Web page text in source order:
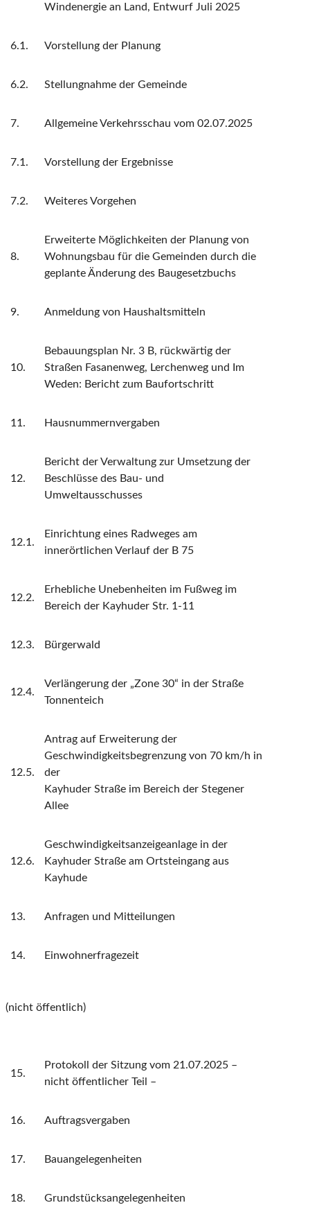
Windenergie an Land, Entwurf Juli 2025
6.1. Vorstellung der Planung
6.2. Stellungnahme der Gemeinde
7. Allgemeine Verkehrsschau vom 02.07.2025
7.1. Vorstellung der Ergebnisse
7.2. Weiteres Vorgehen
8.
Erweiterte Möglichkeiten der Planung von
Wohnungsbau für die Gemeinden durch die
geplante Änderung des Baugesetzbuchs
9. Anmeldung von Haushaltsmitteln
10.
Bebauungsplan Nr. 3 B, rückwärtig der
Straßen Fasanenweg, Lerchenweg und Im
Weden: Bericht zum Baufortschritt
11. Hausnummernvergaben
12.
Bericht der Verwaltung zur Umsetzung der
Beschlüsse des Bau- und
Umweltausschusses
12.1.
Einrichtung eines Radweges am
innerörtlichen Verlauf der B 75
12.2.
Erhebliche Unebenheiten im Fußweg im
Bereich der Kayhuder Str. 1-11
12.3. Bürgerwald
12.4.
Verlängerung der „Zone 30“ in der Straße
Tonnenteich
12.5.
Antrag auf Erweiterung der
Geschwindigkeitsbegrenzung von 70 km/h in
der
Kayhuder Straße im Bereich der Stegener
Allee
12.6.
Geschwindigkeitsanzeigeanlage in der
Kayhuder Straße am Ortsteingang aus
Kayhude
13. Anfragen und Mitteilungen
14. Einwohnerfragezeit
(nicht öffentlich)
15.
Protokoll der Sitzung vom 21.07.2025 –
nicht öffentlicher Teil –
16. Auftragsvergaben
17. Bauangelegenheiten
18. Grundstücksangelegenheiten